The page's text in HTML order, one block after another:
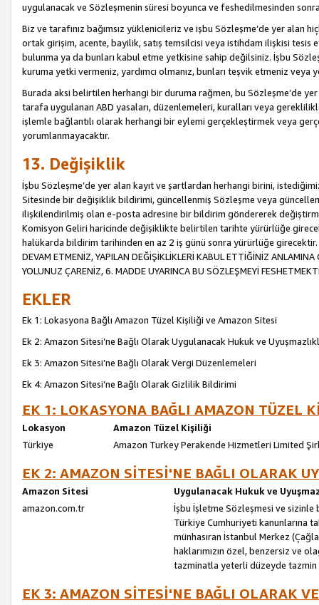
uygulanacak ve Sözleşmenin süresi boyunca ve feshedilmesinden
Biz ve tarafınız bağımsız yüklenicileriz ve işbu Sözleşme’de yer alan
ortak girişim, acente, bayilik, satış temsilcisi veya istihdam ilişkisi
bulunma ya da bunları kabul etme yetkisine sahip değilsiniz. İşbu
kuruma yetki vermeniz, yardımcı olmanız, bunları teşvik etmeniz
Burada aksi belirtilen herhangi bir duruma rağmen, bu Sözleşme’de
tarafa uygulanan ABD yasaları, düzenlemeleri, kuralları veya
işlemle bağlantılı olarak herhangi bir eylemi gerçekleştirmek veya
yorumlanmayacaktır.
13. Değişiklik
İşbu Sözleşme’de yer alan kayıt ve şartlardan herhangi birini,
Sitesinde bir değişiklik bildirimi, güncellenmiş Sözleşme veya
ilişkilendirilmiş olan e-posta adresine bir bildirim göndererek
Komisyon Geliri haricinde değişiklikte belirtilen tarihte yürürlüğe
halükarda bildirim tarihinden en az 2 iş günü sonra yürürlüğe girecektir.
DEVAM ETMENİZ, YAPILAN DEĞİŞİKLİKLERİ KABUL ETTİĞİNİZ
YOLUNUZ ÇARENİZ, 6. MADDE UYARINCA BU SÖZLEŞMEYİ
EKLER
Ek 1: Lokasyona Bağlı Amazon Tüzel Kişiliği ve Amazon Sitesi
Ek 2: Amazon Sitesi’ne Bağlı Olarak Uygulanacak Hukuk ve
Ek 3: Amazon Sitesi’ne Bağlı Olarak Vergi Düzenlemeleri
Ek 4: Amazon Sitesi’ne Bağlı Olarak Gizlilik Bildirimi
EK 1: LOKASYONA BAĞLI AMAZON TÜZEL
Lokasyon
Amazon Tüzel Kişiliği
Türkiye
Amazon Turkey Perakende Hizmetleri Limited
EK 2: AMAZON SİTESİ'NE BAĞLI OLARAK
Amazon Sitesi
Uygulanacak Hukuk ve
amazon.com.tr
İşbu İşletme Sözleşmesi ve sizinle
Türkiye Cumhuriyeti kanunlarına
münhasıran İstanbul Merkez
haklarımızın özel, benzersiz ve
tazminatla yeterli düzeyde
EK 3: AMAZON SİTESİ'NE BAĞLI OLARAK